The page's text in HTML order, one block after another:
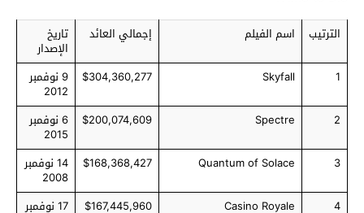
الترتيب اسم الفيلم إجمالي العائد تاريخ
الإصدار
1
Skyfall
$304,360,277 9 نوفمبر
2012
2
Spectre
$200,074,609 6 نوفمبر
2015
3
Quantum of Solace
$168,368,427 14 نوفمبر
2008
4
Casino Royale
$167,445,960 17 نوفمبر